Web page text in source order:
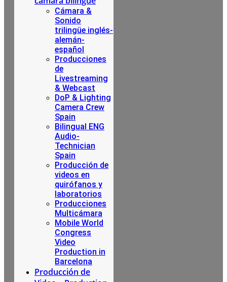
Cámara &
Sonido
trilingüe inglés-
alemán-
español
Producciones
de
Livestreaming
& Webcast
DoP & Lighting
Camera Crew
Spain
Bilingual ENG
Audio-
Technician
Spain
Producción de
videos en
quirófanos y
laboratorios
Producciones
Multicámara
Mobile World
Congress
Video
Production in
Barcelona
Producción de